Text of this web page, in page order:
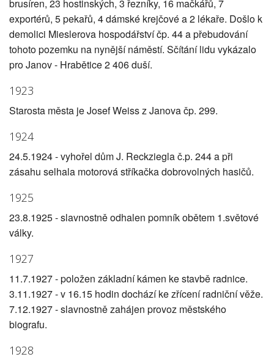
brusíren, 23 hostinských, 3 řezníky, 16 mačkářů, 7
exportérů, 5 pekařů, 4 dámské krejčové a 2 lékaře. Došlo k
demolici Mieslerova hospodářství čp. 44 a přebudování
tohoto pozemku na nynější náměstí. Sčítání lidu vykázalo
pro Janov - Hrabětice 2 406 duší.
1923
Starosta města je Josef Weiss z Janova čp. 299.
1924
24.5.1924 - vyhořel dům J. Reckziegla č.p. 244 a při
zásahu selhala motorová stříkačka dobrovolných hasičů.
1925
23.8.1925 - slavnostně odhalen pomník obětem 1.světové
války.
1927
11.7.1927 - položen základní kámen ke stavbě radnice.
3.11.1927 - v 16.15 hodin dochází ke zřícení radniční věže.
7.12.1927 - slavnostně zahájen provoz městského
biografu.
1928